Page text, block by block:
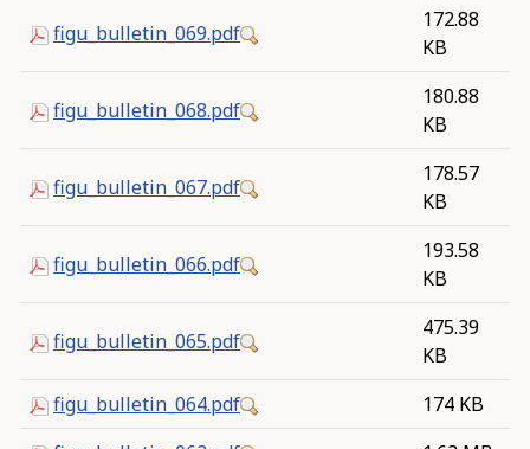
figu_bulletin_069.pdf
172.88
KB
figu_bulletin_068.pdf
180.88
KB
figu_bulletin_067.pdf
178.57
KB
figu_bulletin_066.pdf
193.58
KB
figu_bulletin_065.pdf
475.39
KB
figu_bulletin_064.pdf
174 KB